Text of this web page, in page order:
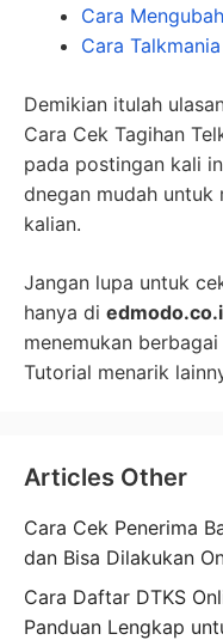
Cara
Cara
Demikian itulah
Cara Cek Tagihan
pada postingan kali
dnegan mudah
kalian.
Jangan lupa untuk
hanya di
menemukan
Tutorial menarik
Articles Other
Cara Cek Penerima
dan Bisa Dilakukan
Cara Daftar DTKS
Panduan Lengkap